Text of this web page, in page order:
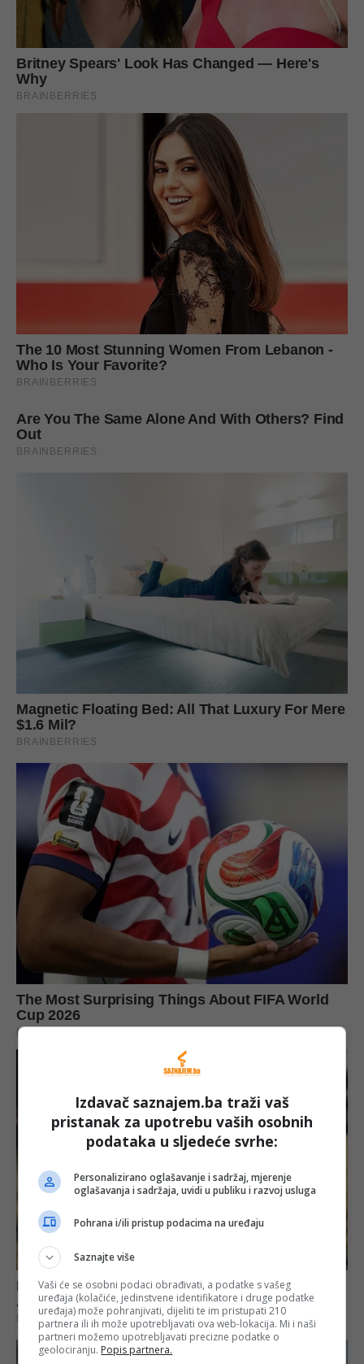
Izdavač saznajem.ba traži vaš
pristanak za upotrebu vaših osobnih
podataka u sljedeće svrhe:
Personalizirano oglašavanje i sadržaj, mjerenje
oglašavanja i sadržaja, uvidi u publiku i razvoj usluga
Pohrana i/ili pristup podacima na uređaju
Saznajte više
Vaši će se osobni podaci obrađivati, a podatke s vašeg
uređaja (kolačiće, jedinstvene identifikatore i druge podatke
uređaja) može pohranjivati, dijeliti te im pristupati 210
partnera ili ih može upotrebljavati ova web-lokacija. Mi i naši
partneri možemo upotrebljavati precizne podatke o
geolociranju. Popis partnera.